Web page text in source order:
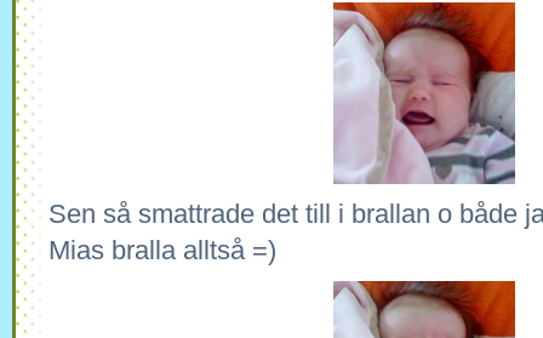
Sen så smattrade det till i brallan o både
Mias bralla alltså =)